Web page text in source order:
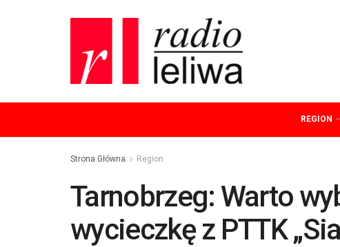
REGION
Strona Główna Region
Tarnobrzeg: Warto
wycieczkę z PTTK